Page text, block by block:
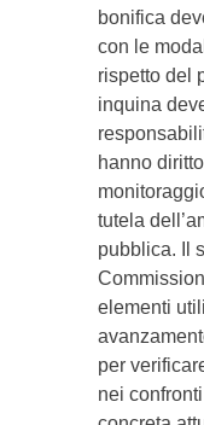
bonifica
con le
rispetto del
inquina
hanno
tutela
pubblica. Il
elementi
per
nei